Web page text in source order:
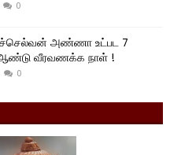
0
அண்ணா உட்பட 7
ஆண்டு வீரவணக்க நாள் !
0